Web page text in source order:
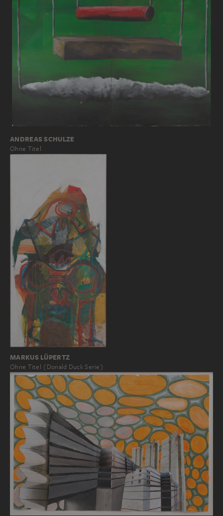
ANDREAS SCHULZE
Ohne Titel
MARKUS LÜPERTZ
Ohne Titel (Donald Duck Serie)